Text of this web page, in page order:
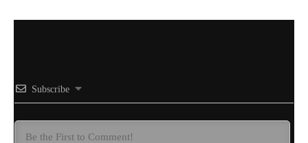
Subscribe